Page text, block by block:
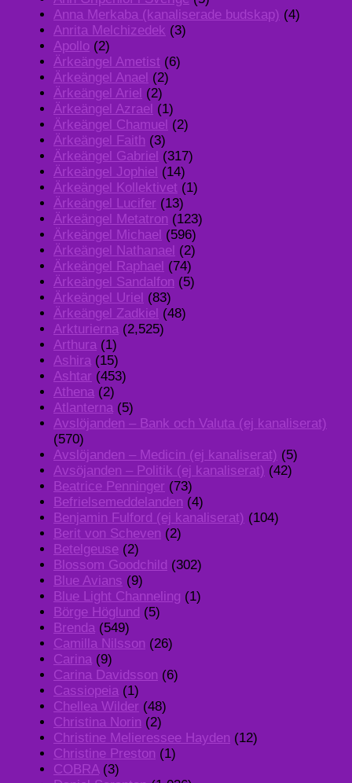
Anna Merkaba (kanaliserade budskap) (4)
Anrita Melchizedek (3)
Apollo (2)
Ärkeängel Ametist (6)
Ärkeängel Anael (2)
Ärkeängel Ariel (2)
Ärkeängel Azrael (1)
Ärkeängel Chamuel (2)
Ärkeängel Faith (3)
Ärkeängel Gabriel (317)
Ärkeängel Jophiel (14)
Ärkeängel Kollektivet (1)
Ärkeängel Lucifer (13)
Ärkeängel Metatron (123)
Ärkeängel Michael (596)
Ärkeängel Nathanael (2)
Ärkeängel Raphael (74)
Ärkeängel Sandalfon (5)
Ärkeängel Uriel (83)
Ärkeängel Zadkiel (48)
Arkturierna (2,525)
Arthura (1)
Ashira (15)
Ashtar (453)
Athena (2)
Atlanterna (5)
Avslöjanden – Bank och Valuta (ej kanaliserat)
(570)
Avslöjanden – Medicin (ej kanaliserat) (5)
Avsöjanden – Politik (ej kanaliserat) (42)
Beatrice Penninger (73)
Befrielsemeddelanden (4)
Benjamin Fulford (ej kanaliserat) (104)
Berit von Scheven (2)
Betelgeuse (2)
Blossom Goodchild (302)
Blue Avians (9)
Blue Light Channeling (1)
Börge Höglund (5)
Brenda (549)
Camilla Nilsson (26)
Carina (9)
Carina Davidsson (6)
Cassiopeia (1)
Chellea Wilder (48)
Christina Norin (2)
Christine Melieressee Hayden (12)
Christine Preston (1)
COBRA(3)